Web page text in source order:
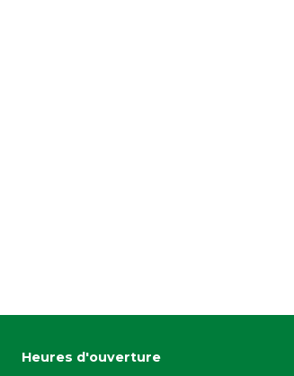
Heures d'ouverture